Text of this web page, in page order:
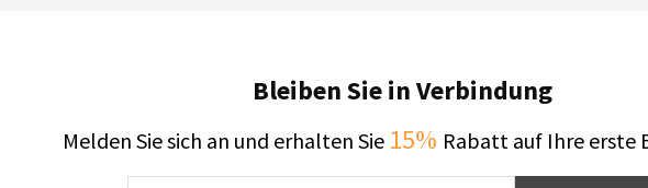
Bleiben Sie in Verbindung
Melden Sie sich an und erhalten Sie 15% Rabatt auf Ihre erste